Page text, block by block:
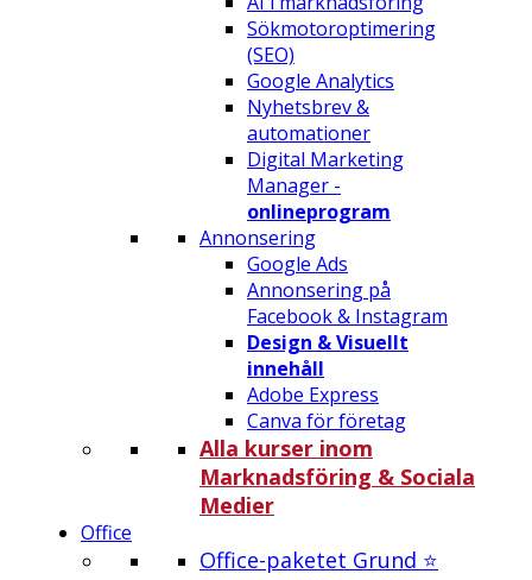
Sökmotoroptimering
(SEO)
Google Analytics
Nyhetsbrev &
automationer
Digital Marketing
Manager -
onlineprogram
Annonsering
Google Ads
Annonsering på
Facebook & Instagram
Design & Visuellt
innehåll
Adobe Express
Canva för företag
Alla kurser inom
Marknadsföring & Sociala
Medier
Office
Office-paketet Grund ⭐